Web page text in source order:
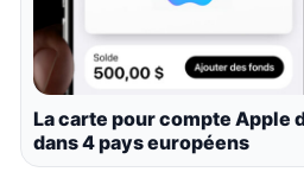
La carte pour compte Apple
dans 4 pays européens